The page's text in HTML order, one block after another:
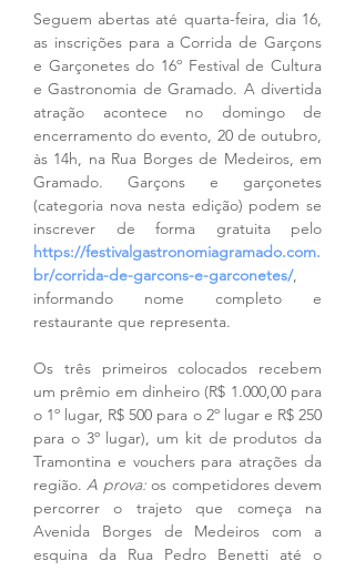
Seguem abertas até quarta-feira, dia 16,
as inscrições para a Corrida de Garçons
e Garçonetes do 16º Festival de Cultura
e Gastronomia de Gramado. A divertida
atração acontece no domingo de
encerramento do evento, 20 de outubro,
às 14h, na Rua Borges de Medeiros, em
Gramado. Garçons e garçonetes
(categoria nova nesta edição) podem se
https://festivalgastronomiagramado.com.
br/corrida-de-garcons-e-garconetes/,
informando nome completo e
restaurante que representa.
Os três primeiros colocados recebem
um prêmio em dinheiro (R$ 1.000,00 para
o 1º lugar, R$ 500 para o 2º lugar e R$ 250
para o 3º lugar), um kit de produtos da
Tramontina e vouchers para atrações da
região. A prova: os competidores devem
percorrer o trajeto que começa na
Avenida Borges de Medeiros com a
esquina da Rua Pedro Benetti até o